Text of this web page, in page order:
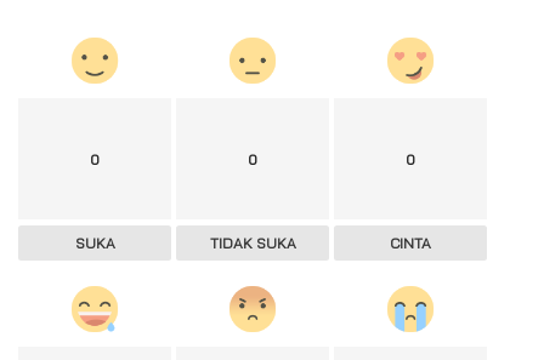
0
SUKA
0
TIDAK SUKA
0
CINTA